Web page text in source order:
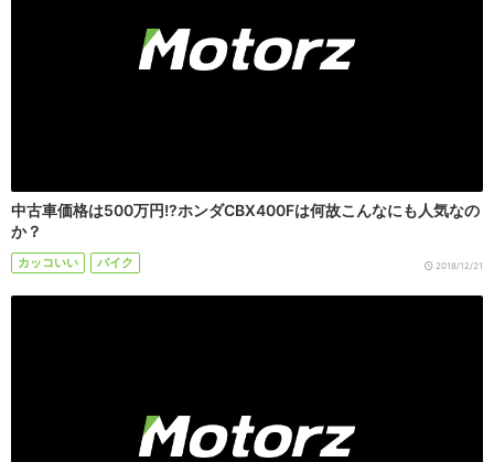
中古車価格は500万円!?ホンダCBX400Fは何故こんなにも人気なの
か？
カッコいい バイク 2018/12/21